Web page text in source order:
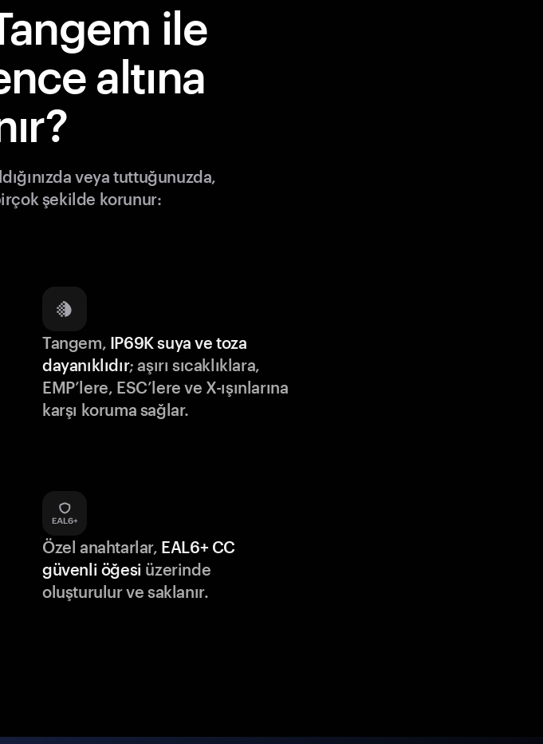
ile
altına
veya tuttuğunuzda,
şekilde korunur:
Tangem, IP69K suya ve toza
dayanıklıdır; aşırı sıcaklıklara,
EMP’lere, ESC’lere ve X-ışınlarına
karşı koruma sağlar.
Özel anahtarlar, EAL6+ CC
güvenli öğesi üzerinde
oluşturulur ve saklanır.